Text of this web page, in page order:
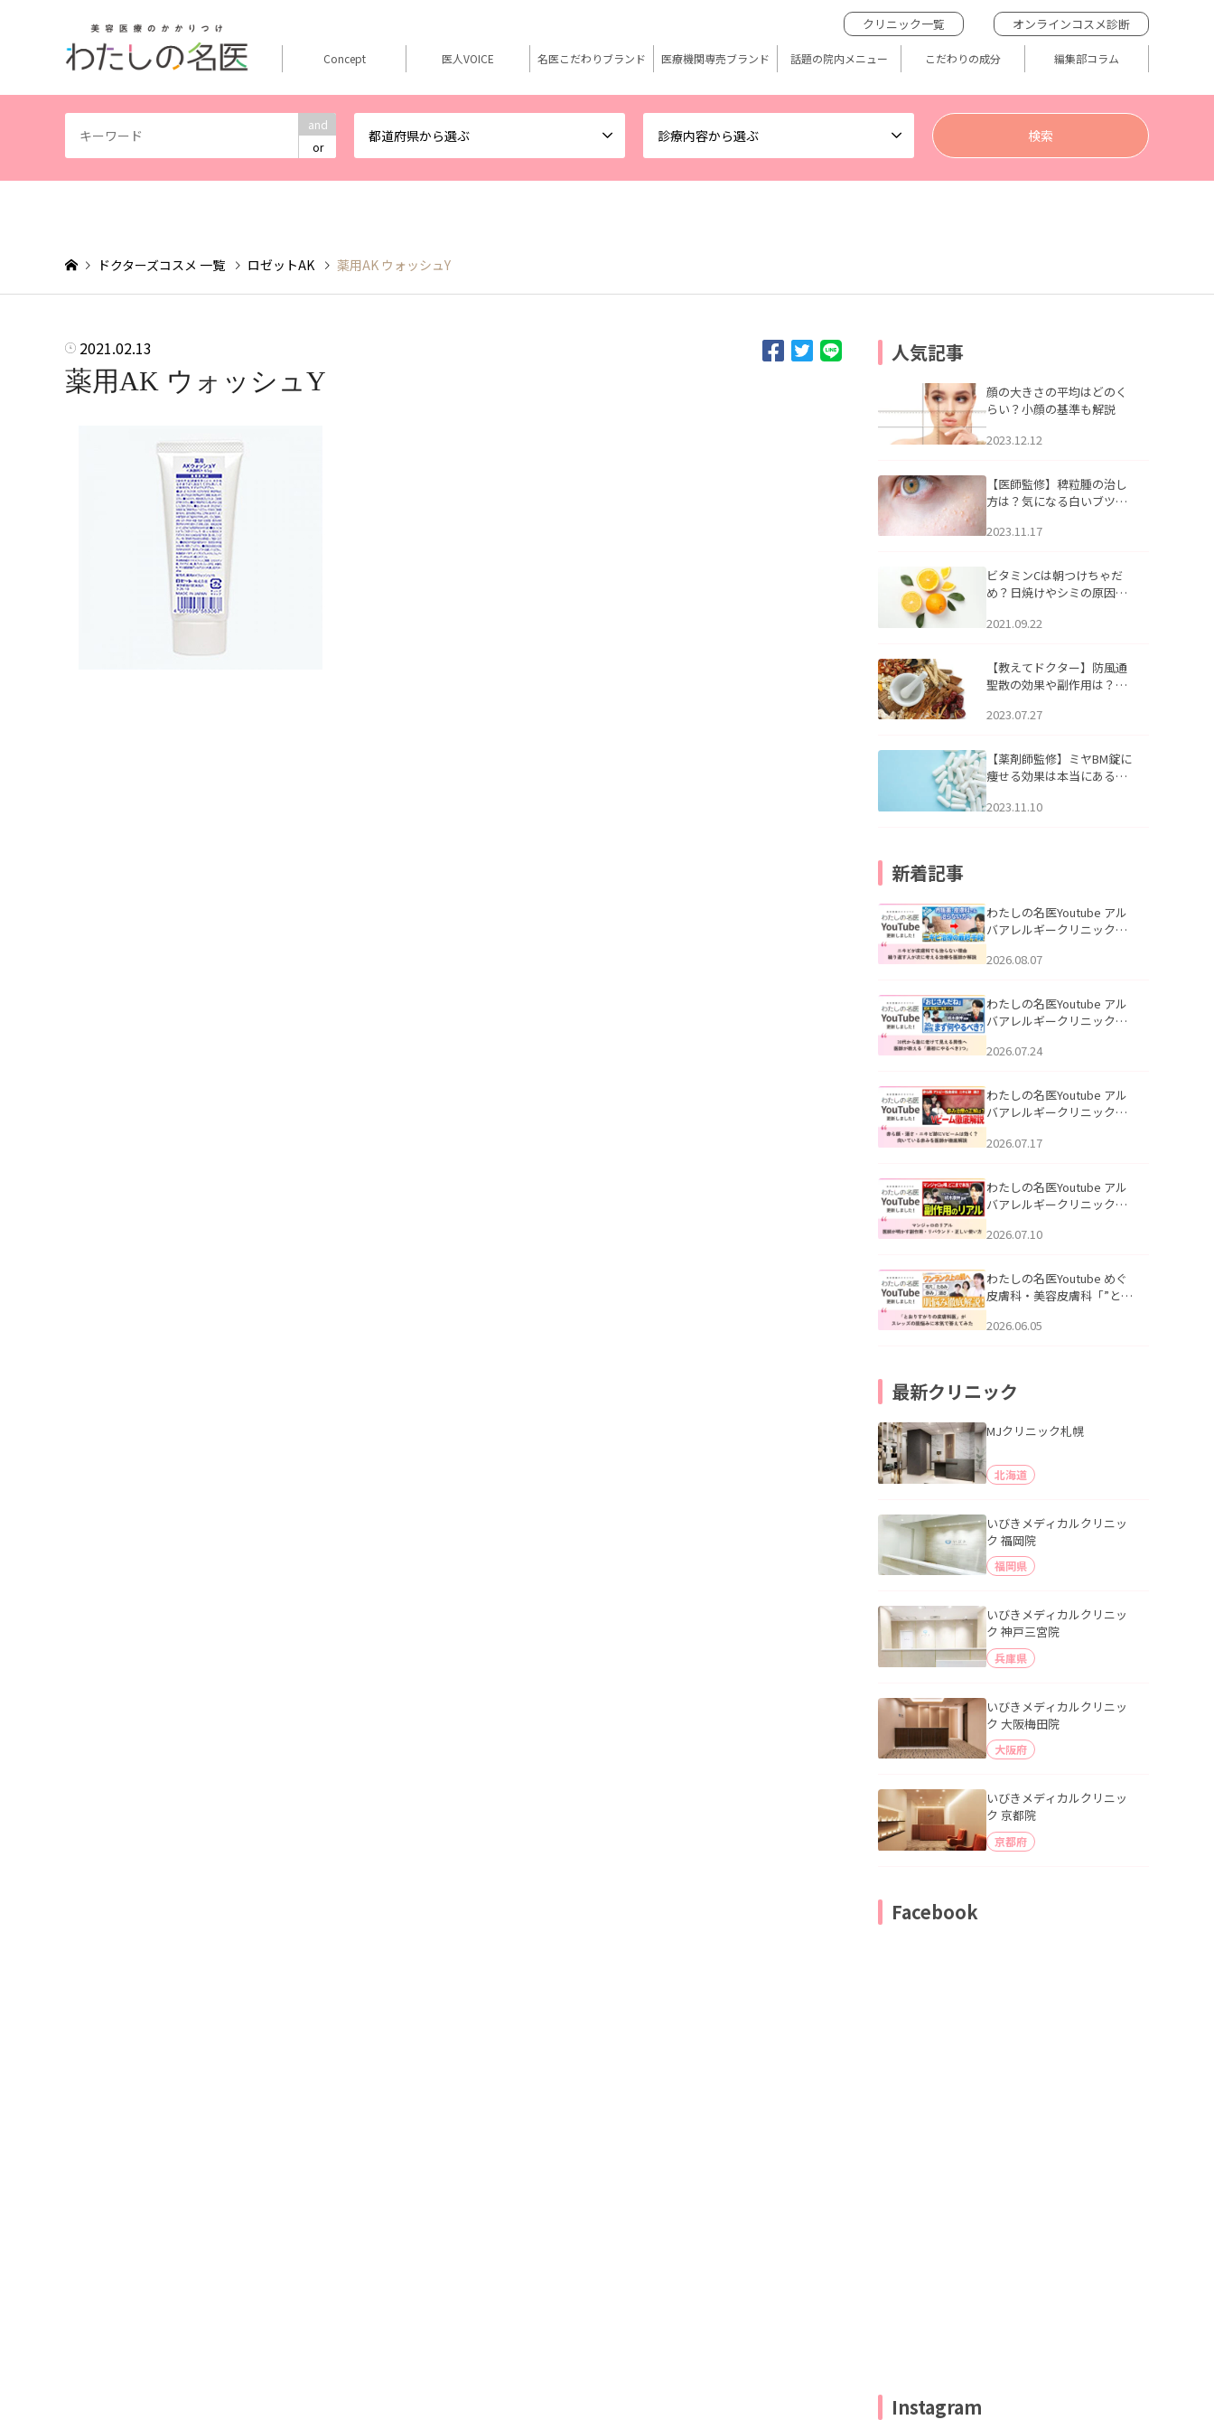
and
or
都道府県から選ぶ 診療内容から選ぶ
クリニック一覧 オンラインコスメ診断
Concept 医人VOICE 名医こだわりブランド 医療機関専売ブランド 話題の院内メニュー こだわりの成分 編集部コラム
ドクターズコスメ 一覧 ロゼットAK 薬用AK ウォッシュY
2021.02.13
薬用AK ウォッシュY
人気記事
顔の大きさの平均はどのく
らい？小顔の基準も解説
2023.12.12
【医師監修】稗粒腫の治し
方は？気になる白いブツブ
アについて
2023.11.17
ビタミンCは朝つけちゃだ
め？日焼けやシミの原因に
2021.09.22
【教えてドクター】防風通
聖散の効果や副作用は？長
2023.07.27
【薬剤師監修】ミヤBM錠に
痩せる効果は本当にある
2023.11.10
新着記事
わたしの名医Youtube アル
バアレルギークリニック札
らない理由｜繰り返す人が
説」を公開いたしました。
2026.08.07
わたしの名医Youtube アル
バアレルギークリニック札
える男性へ｜医師が教える
公開いたしました。
2026.07.24
わたしの名医Youtube アル
バアレルギークリニック札
跡にVビームは効く？向いて
説」を公開いたしました。
2026.07.17
わたしの名医Youtube アル
バアレルギークリニック札
医師が明かす副作用・リバ
公開いたしました。
2026.07.10
わたしの名医Youtube めぐ
皮膚科・美容皮膚科「”とお
ッズの肌悩みに本気で答え
2026.06.05
最新クリニック
MJクリニック札幌
北海道
いびきメディカルクリニッ
ク 福岡院
福岡県
いびきメディカルクリニッ
ク 神戸三宮院
兵庫県
いびきメディカルクリニッ
ク 大阪梅田院
大阪府
いびきメディカルクリニッ
ク 京都院
京都府
Facebook
Instagram